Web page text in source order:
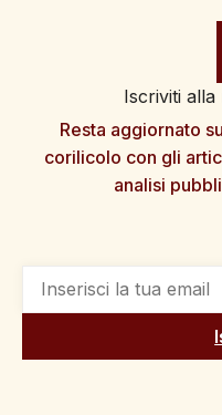
Iscriviti
Resta aggiornato
corilicolo con gli
analisi